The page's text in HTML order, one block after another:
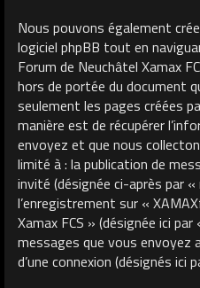
Nous pouvons également
logiciel phpBB tout en
Forum de Neuchâtel Xamax
hors de portée du document
seulement les pages créées
manière est de récupérer
envoyez et que nous
limité à : la publication de
invité (désignée ci-après par
l’enregistrement sur «
Xamax FCS » (désignée ici
messages que vous envoyez
d’une connexion (désignés ici